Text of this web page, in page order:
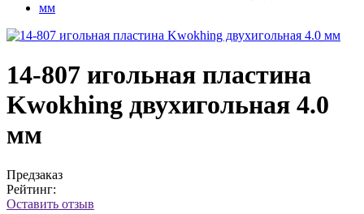
14-807 игольная пластина
Kwokhing двухигольная 4.0
мм
Предзаказ
Рейтинг:
Оставить отзыв